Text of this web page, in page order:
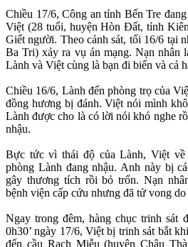
Chiều 17/6, Công an tỉnh Bến Tre
Việt (28 tuổi, huyện Hòn Đất, tỉnh
Giết người. Theo cảnh sát, tối 16/6 tại
Ba Tri) xảy ra vụ án mạng. Nạn nhân
Lành và Việt cùng là bạn đi biển và cả
Chiều 16/6, Lành đến phòng trọ của
đồng hương bị đánh. Việt nói mình
Lành được cho là có lời nói khó nghe
nhậu.
Bực tức vì thái độ của Lành, Việt về
phòng Lành đang nhậu. Anh này bị
gây thương tích rồi bỏ trốn. Nạn
bệnh viện cấp cứu nhưng đã tử vong
Ngay trong đêm, hàng chục trinh sát
0h30’ ngày 17/6, Việt bị trinh sát bắt
đến cầu Rạch Miễu (huyện Châu